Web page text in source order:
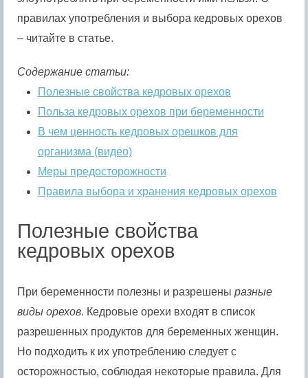
правилах употребления и выбора кедровых орехов
– читайте в статье.
Содержание статьи:
Полезные свойства кедровых орехов
Польза кедровых орехов при беременности
В чем ценность кедровых орешков для
организма (видео)
Меры предосторожности
Правила выбора и хранения кедровых орехов
Полезные свойства
кедровых орехов
При беременности полезны и разрешены разные
виды орехов. Кедровые орехи входят в список
разрешенных продуктов для беременных женщин.
Но подходить к их употреблению следует с
осторожностью, соблюдая некоторые правила. Для